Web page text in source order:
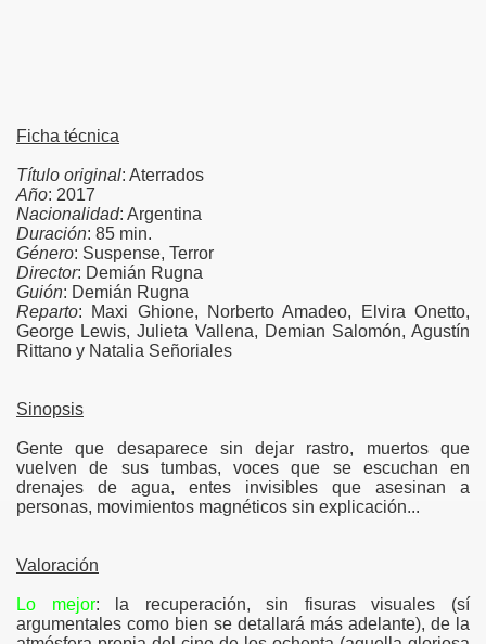
Ficha técnica
Título original: Aterrados
Año: 2017
Nacionalidad: Argentina
Duración: 85 min.
Género: Suspense, Terror
Director: Demián Rugna
Guión: Demián Rugna
Reparto: Maxi Ghione, Norberto Amadeo, Elvira Onetto,
George Lewis, Julieta Vallena, Demian Salomón, Agustín
Rittano y Natalia Señoriales
Sinopsis
Gente que desaparece sin dejar rastro, muertos que
vuelven de sus tumbas, voces que se escuchan en
drenajes de agua, entes invisibles que asesinan a
personas, movimientos magnéticos sin explicación...
Valoración
Lo mejor: la recuperación, sin fisuras visuales (sí
argumentales como bien se detallará más adelante), de la